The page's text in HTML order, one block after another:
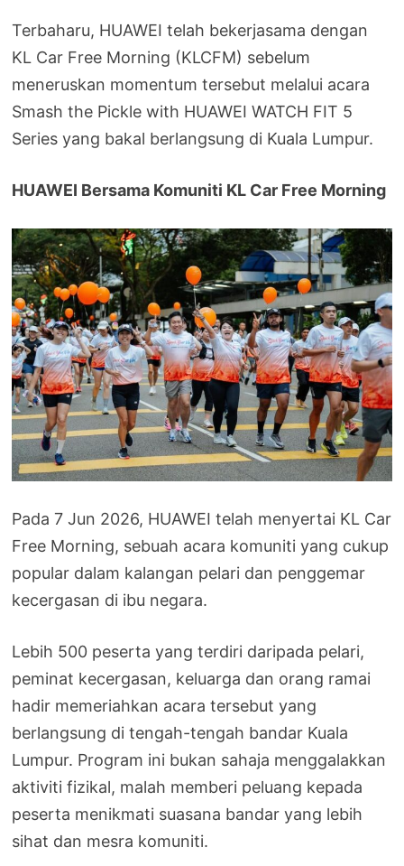
Terbaharu, HUAWEI telah bekerjasama dengan
KL Car Free Morning (KLCFM) sebelum
meneruskan momentum tersebut melalui acara
Smash the Pickle with HUAWEI WATCH FIT 5
Series yang bakal berlangsung di Kuala Lumpur.
HUAWEI Bersama Komuniti KL Car Free Morning
Pada 7 Jun 2026, HUAWEI telah menyertai KL Car
Free Morning, sebuah acara komuniti yang cukup
popular dalam kalangan pelari dan penggemar
kecergasan di ibu negara.
Lebih 500 peserta yang terdiri daripada pelari,
peminat kecergasan, keluarga dan orang ramai
hadir memeriahkan acara tersebut yang
berlangsung di tengah-tengah bandar Kuala
Lumpur. Program ini bukan sahaja menggalakkan
aktiviti fizikal, malah memberi peluang kepada
peserta menikmati suasana bandar yang lebih
sihat dan mesra komuniti.